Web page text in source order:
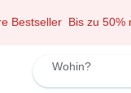
Bestseller Bis zu 50%
Wohin?